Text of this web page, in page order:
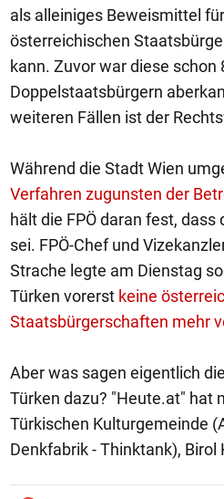
als alleiniges Beweismittel
österreichischen
kann. Zuvor war diese schon
Doppelstaatsbürgern
weiteren Fällen ist der
Während die Stadt Wien
Verfahren zugunsten der
hält die FPÖ daran fest, dass
sei. FPÖ-Chef und
Strache legte am Dienstag
Türken vorerst keine
Staatsbürgerschaften mehr
Aber was sagen eigentlich
Türken dazu? "Heute.at" hat
Türkischen Kulturgemeinde
Denkfabrik - Thinktank), Birol